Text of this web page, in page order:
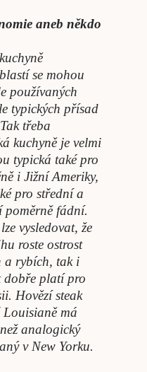
aneb někdo
se mohou
používaných
typických přísad
třeba
kuchyně je velmi
typická také pro
i Jižní Ameriky,
pro střední a
poměrně fádní.
vysledovat, že
roste ostrost
a rybích, tak i
dobře platí pro
Hovězí steak
Louisianě má
analogický
v New Yorku.